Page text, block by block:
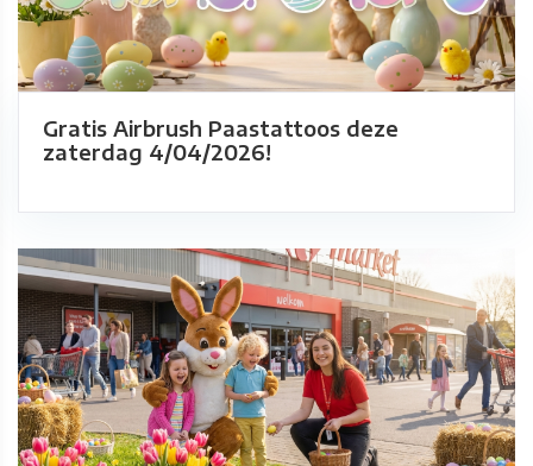
Gratis Airbrush Paastattoos deze
zaterdag 4/04/2026!